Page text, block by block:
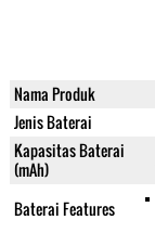
Nama Produk
Jenis Baterai
Kapasitas Baterai
(mAh)
Baterai Features